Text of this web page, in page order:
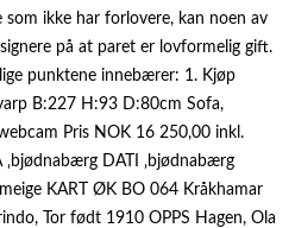
som ikke har forlovere, kan noen av
på at paret er lovformelig gift.
punktene innebærer: 1. Kjøp
B:227 H:93 D:80cm Sofa,
Pris NOK 16 250,00 inkl.
DATI ‚bjødnabærg
KART ØK BO 064 Kråkhamar
Tor født 1910 OPPS Hagen, Ola